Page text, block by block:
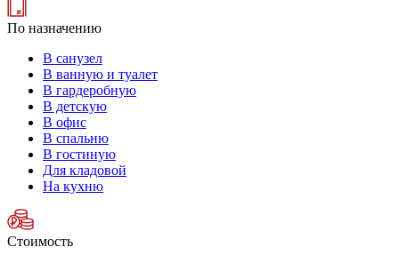
По назначению
В санузел
В ванную и туалет
В гардеробную
В детскую
В офис
В спальню
В гостиную
Для кладовой
На кухню
Стоимость